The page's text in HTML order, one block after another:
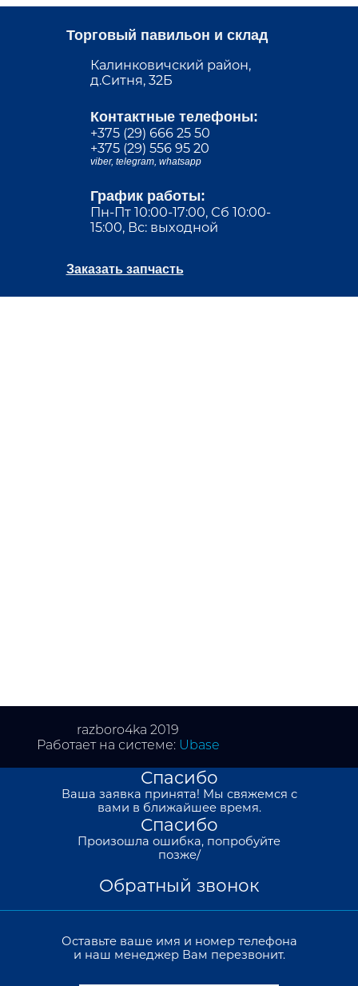
Торговый павильон и склад
Калинковичский район,
д.Ситня, 32Б
Контактные телефоны:
+375 (29) 666 25 50
+375 (29) 556 95 20
viber, telegram, whatsapp
График работы:
Пн-Пт 10:00-17:00, Сб 10:00-
15:00, Вс: выходной
Заказать запчасть
razboro4ka 2019
Работает на системе: Ubase
Спасибо
Ваша заявка принята! Мы свяжемся с
вами в ближайшее время.
Спасибо
Произошла ошибка, попробуйте
позже/
Обратный звонок
Оставьте ваше имя и номер телефона
и наш менеджер Вам перезвонит.